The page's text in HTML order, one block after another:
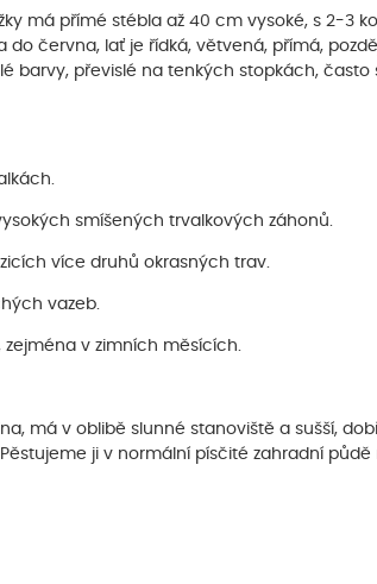
má přímé stébla až 40 cm vysoké, s 2-3
do června, lať je řídká, větvená, přímá,
barvy, převislé na tenkých stopkách,
smíšených trvalkových záhonů.
více druhů okrasných trav.
vazeb.
zejména v zimních měsících.
má v oblibě slunné stanoviště a sušší,
ji v normální písčité zahradní